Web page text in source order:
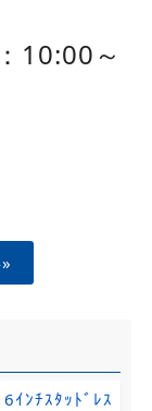
10:00～
ｲﾝﾁｽﾀｯﾄﾞﾚｽ